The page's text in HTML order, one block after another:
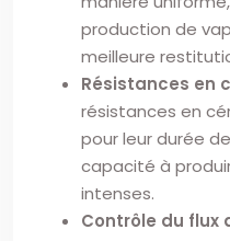
production de
meilleure
Résistances en
résistances en
pour leur durée
capacité à
intenses.
Contrôle du flux